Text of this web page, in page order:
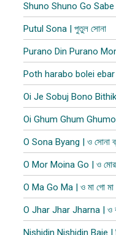
Shuno Shuno Go Sabe
Putul Sona | পুতুল সোনা
Purano Din Purano Mon
Poth harabo bolei ebar |
Oi Je Sobuj Bono
Oi Ghum Ghum
O Sona Byang | ও সোনা
O Mor Moina Go | ও মোর
O Ma Go Ma | ও মা গো মা
O Jhar Jhar Jharna | ও
Nishidin Nishidin Baje |